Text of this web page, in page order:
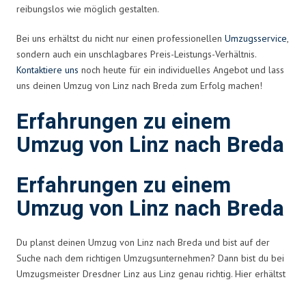
reibungslos wie möglich gestalten.
Bei uns erhältst du nicht nur einen professionellen Umzugsservice,
sondern auch ein unschlagbares Preis-Leistungs-Verhältnis.
Kontaktiere uns noch heute für ein individuelles Angebot und lass
uns deinen Umzug von Linz nach Breda zum Erfolg machen!
Erfahrungen zu einem
Umzug von Linz nach Breda
Erfahrungen zu einem
Umzug von Linz nach Breda
Du planst deinen Umzug von Linz nach Breda und bist auf der
Suche nach dem richtigen Umzugsunternehmen? Dann bist du bei
Umzugsmeister Dresdner Linz aus Linz genau richtig. Hier erhältst